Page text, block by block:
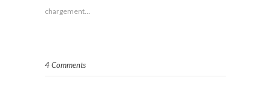
chargement…
4 Comments